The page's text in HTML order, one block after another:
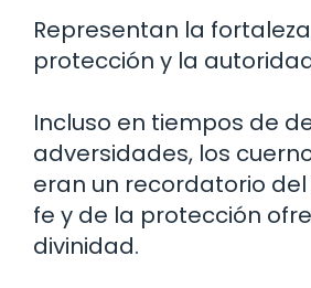
Representan la
protección y la
Incluso en tiempos de
adversidades, los
eran un recordatorio
fe y de la protección
divinidad.